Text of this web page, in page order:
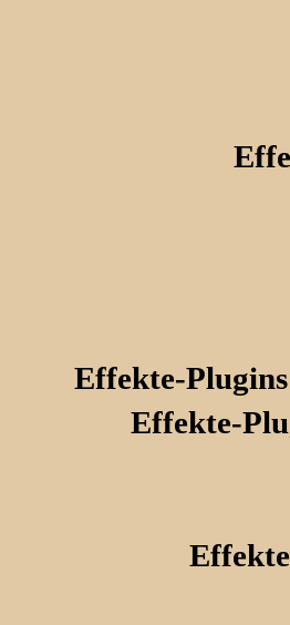
Effekte-
Effekte-